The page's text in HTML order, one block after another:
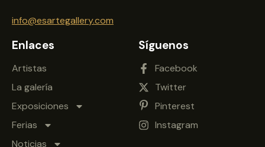
info@esartegallery.com
Enlaces
Artistas
La galería
Exposiciones
Ferias
Noticias
Síguenos
Facebook
Twitter
Pinterest
Instagram